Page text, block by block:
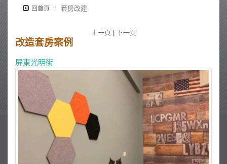
回首頁 套房改建
上一頁 下一頁
改造套房案例
屏東光明街